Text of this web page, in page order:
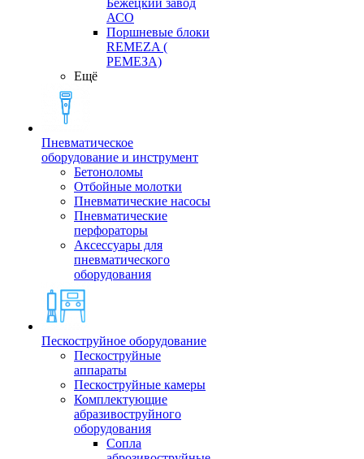
Бежецкий завод
АСО
Поршневые блоки
REMEZA (
РЕМЕЗА)
Ещё
Пневматическое
оборудование и инструмент
Бетоноломы
Отбойные молотки
Пневматические насосы
Пневматические
перфораторы
Аксессуары для
пневматического
оборудования
Пескоструйное оборудование
Пескоструйные
аппараты
Пескоструйные камеры
Комплектующие
абразивоструйного
оборудования
Сопла